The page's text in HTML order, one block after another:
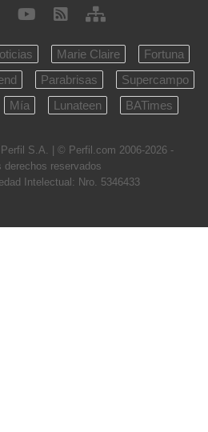
Marie Claire
Fortuna
Parabrisas
Supercampo
Mía Lunateen BATimes
S.A. | © Perfil.com 2006-2026 -
derechos reservados
Intelectual: Nro. 5346433